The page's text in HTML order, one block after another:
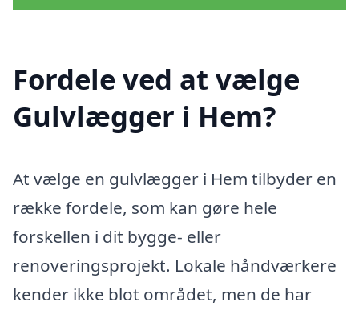
Fordele ved at vælge
Gulvlægger i Hem?
At vælge en gulvlægger i Hem tilbyder en
række fordele, som kan gøre hele
forskellen i dit bygge- eller
renoveringsprojekt. Lokale håndværkere
kender ikke blot området, men de har